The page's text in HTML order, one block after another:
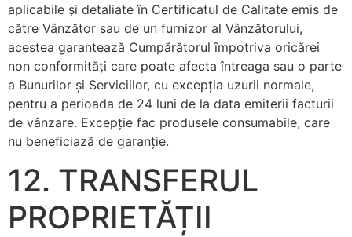
aplicabile şi detaliate în Certificatul de Calitate emis de
către Vânzător sau de un furnizor al Vânzătorului,
acestea garantează Cumpărătorul împotriva oricărei
non conformități care poate afecta întreaga sau o parte
a Bunurilor şi Serviciilor, cu excepţia uzurii normale,
pentru a perioada de 24 luni de la data emiterii facturii
de vânzare. Excepţie fac produsele consumabile, care
nu beneficiază de garanţie.
12. TRANSFERUL
PROPRIETĂȚII